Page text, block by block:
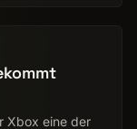
Xbox eine der